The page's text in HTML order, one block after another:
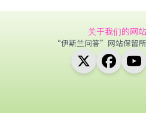
关于我们的网站
“伊斯兰问答”网站保留